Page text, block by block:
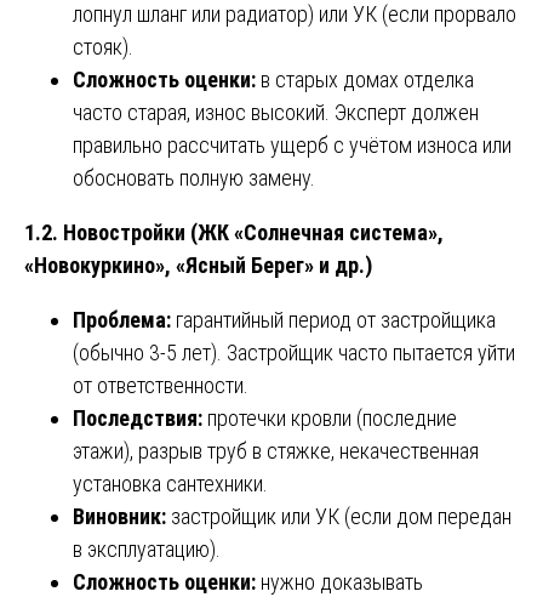
лопнул шланг или радиатор) или УК (если прорвало
стояк).
Сложность оценки: в старых домах отделка
часто старая, износ высокий. Эксперт должен
правильно рассчитать ущерб с учётом износа или
обосновать полную замену.
1.2. Новостройки (ЖК «Солнечная система»,
«Новокуркино», «Ясный Берег» и др.)
Проблема: гарантийный период от застройщика
(обычно 3-5 лет). Застройщик часто пытается уйти
от ответственности.
Последствия: протечки кровли (последние
этажи), разрыв труб в стяжке, некачественная
установка сантехники.
Виновник: застройщик или УК (если дом передан
в эксплуатацию).
Сложность оценки: нужно доказывать